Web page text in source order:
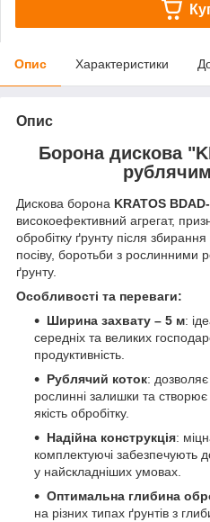
Опис Характеристики
Опис
Борона дискова
Дискова борона KRATOS
високоефективний агрегат,
обробітку ґрунту після
посіву, боротьби з рослинними
ґрунту.
Особливості та переваги:
Ширина захвату – 5 м:
середніх та великих
продуктивність.
Рублячий коток:
рослинні залишки та
якість обробітку.
Надійна конструкція:
комплектуючі забезпечують
у найскладніших умовах.
Оптимальна глибина
на різних типах ґрунтів з